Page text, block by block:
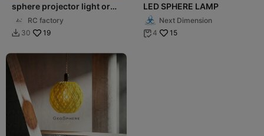
sphere projector light or
lampRC factory
 30 19
LED SPHERE LAMP
Next Dimension
 4 15